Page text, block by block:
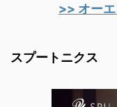
>> オー
スプートニクス